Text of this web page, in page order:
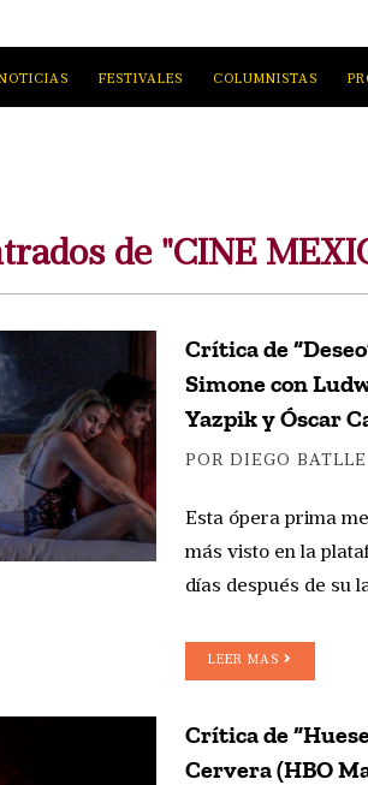
FESTIVALES COLUMNISTAS
de "CINE
Crítica de
Simone con
Yazpik y Óscar
POR DIEGO BATLLE
Esta ópera prima
más visto en la
días después de su
LEER MAS
Crítica de
Cervera (HBO